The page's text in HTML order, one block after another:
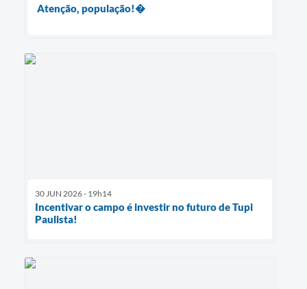
Atenção, população!�
30 JUN 2026 - 19h14
Incentivar o campo é investir no futuro de Tupi
Paulista!